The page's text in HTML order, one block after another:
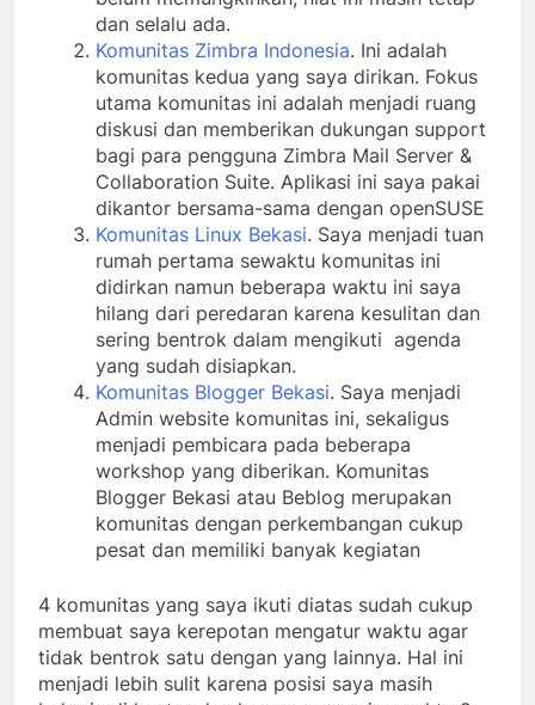
dan selalu ada.
Komunitas Zimbra Indonesia. Ini adalah
komunitas kedua yang saya dirikan. Fokus
utama komunitas ini adalah menjadi ruang
diskusi dan memberikan dukungan support
bagi para pengguna Zimbra Mail Server &
Collaboration Suite. Aplikasi ini saya pakai
dikantor bersama-sama dengan openSUSE
Komunitas Linux Bekasi. Saya menjadi tuan
rumah pertama sewaktu komunitas ini
didirkan namun beberapa waktu ini saya
hilang dari peredaran karena kesulitan dan
sering bentrok dalam mengikuti agenda
yang sudah disiapkan.
Komunitas Blogger Bekasi. Saya menjadi
Admin website komunitas ini, sekaligus
menjadi pembicara pada beberapa
workshop yang diberikan. Komunitas
Blogger Bekasi atau Beblog merupakan
komunitas dengan perkembangan cukup
pesat dan memiliki banyak kegiatan
4 komunitas yang saya ikuti diatas sudah cukup
membuat saya kerepotan mengatur waktu agar
tidak bentrok satu dengan yang lainnya. Hal ini
menjadi lebih sulit karena posisi saya masih